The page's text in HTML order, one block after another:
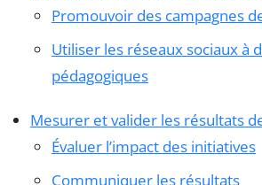
Promouvoir des campagnes
Utiliser les réseaux sociaux à
pédagogiques
Mesurer et valider les résultats
Évaluer l’impact des initiatives
Communiquer les résultats